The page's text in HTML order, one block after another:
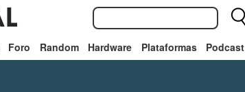
Foro Random Hardware Plataformas Podcast